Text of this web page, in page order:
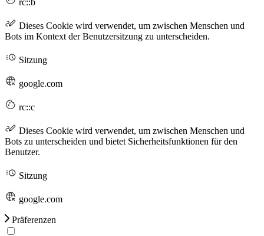
Dieses Cookie wird verwendet, um zwischen Menschen und
Bots im Kontext der Benutzersitzung zu unterscheiden.
Sitzung
google.com
rc::c
Dieses Cookie wird verwendet, um zwischen Menschen und
Bots zu unterscheiden und bietet Sicherheitsfunktionen für den
Benutzer.
Sitzung
google.com
Präferenzen